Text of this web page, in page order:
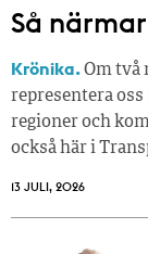
Så
Krönika.Om två
representera oss
regioner och
också här i
13 JULI, 2026